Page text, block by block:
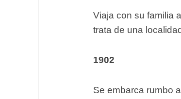
Viaja con su familia
trata de una
1902
Se embarca rumbo